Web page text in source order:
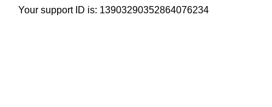
Your support ID is: 13903290352864076234